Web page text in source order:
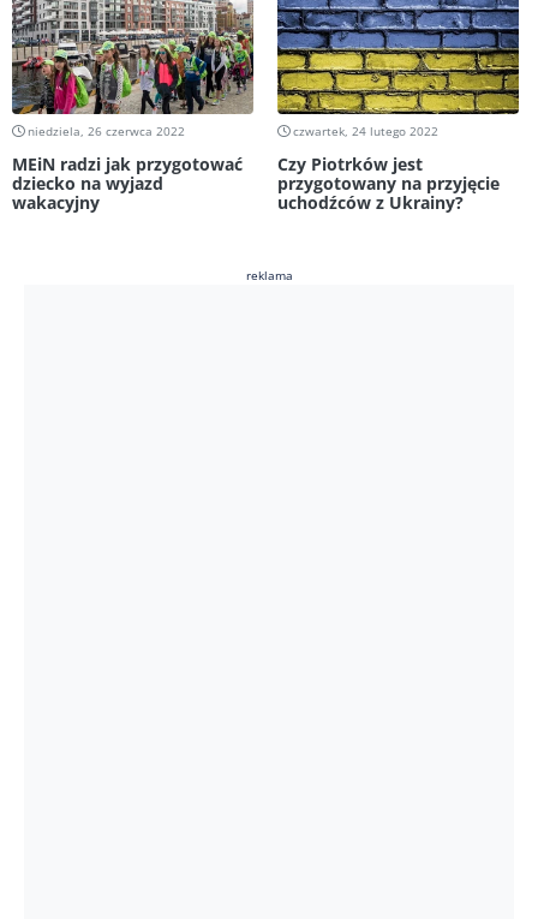
niedziela, 26 czerwca 2022
MEiN radzi jak przygotować
dziecko na wyjazd
wakacyjny
czwartek, 24 lutego 2022
Czy Piotrków jest
przygotowany na przyjęcie
uchodźców z Ukrainy?
reklama